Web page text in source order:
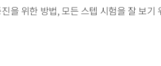
을 위한 방법, 모든 스텝 시험을 잘 보기